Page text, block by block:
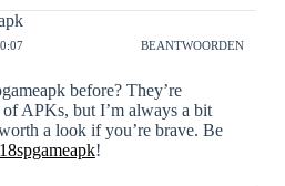
BEANTWOORDEN
before? They’re
APKs, but I’m always a bit
a look if you’re brave. Be
!